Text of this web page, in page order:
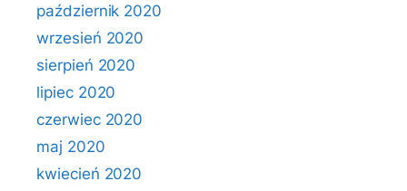
październik 2020
wrzesień 2020
sierpień 2020
lipiec 2020
czerwiec 2020
maj 2020
kwiecień 2020